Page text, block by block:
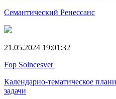
Семантический Ренессанс
21.05.2024 19:01:32
Fop Solncesvet
Календарно-тематическое
задачи